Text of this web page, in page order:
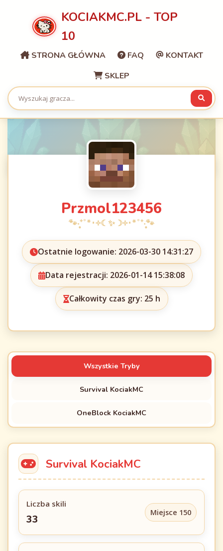
KOCIAKMC.PL - TOP
10
STRONA GŁÓWNA FAQ
KONTAKT
SKLEP
Przmol123456
Ostatnie logowanie: 2026-03-30 14:31:27
Data rejestracji: 2026-01-14 15:38:08
Całkowity czas gry: 25 h
Wszystkie Tryby
Survival KociakMC
OneBlock KociakMC
Survival KociakMC
Liczba skili
33
Miejsce 150